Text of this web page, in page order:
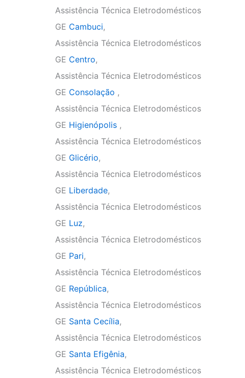
Assistência Técnica Eletrodomésticos
GE Cambuci,
Assistência Técnica Eletrodomésticos
GE Centro,
Assistência Técnica Eletrodomésticos
GE Consolação ,
Assistência Técnica Eletrodomésticos
GE Higienópolis ,
Assistência Técnica Eletrodomésticos
GE Glicério,
Assistência Técnica Eletrodomésticos
GE Liberdade,
Assistência Técnica Eletrodomésticos
GE Luz,
Assistência Técnica Eletrodomésticos
GE Pari,
Assistência Técnica Eletrodomésticos
GE República,
Assistência Técnica Eletrodomésticos
GE Santa Cecília,
Assistência Técnica Eletrodomésticos
GE Santa Efigênia,
Assistência Técnica Eletrodomésticos